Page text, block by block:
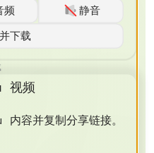
频
静音
下载
视频
容并复制分享链接。